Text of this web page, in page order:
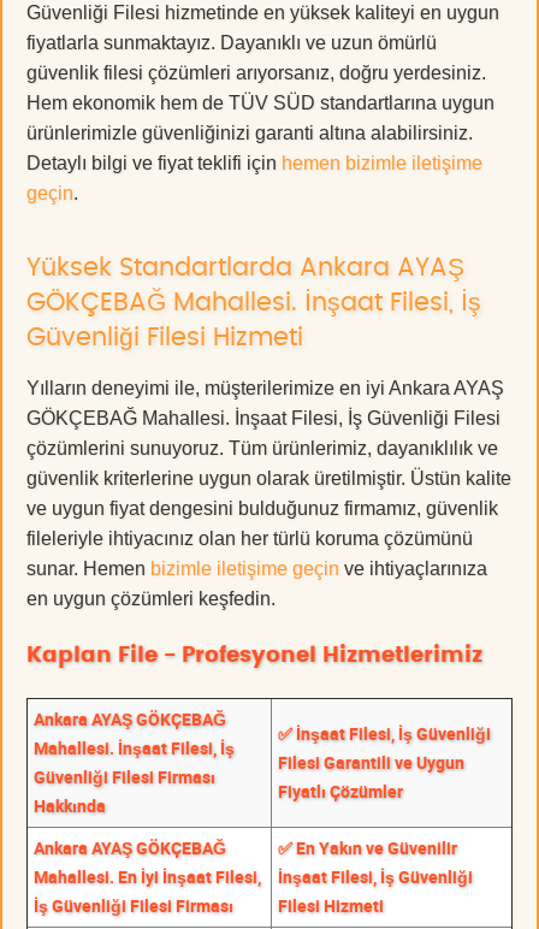
Güvenliği Filesi hizmetinde en yüksek kaliteyi en uygun
fiyatlarla sunmaktayız. Dayanıklı ve uzun ömürlü
güvenlik filesi çözümleri arıyorsanız, doğru yerdesiniz.
Hem ekonomik hem de TÜV SÜD standartlarına uygun
ürünlerimizle güvenliğinizi garanti altına alabilirsiniz.
Detaylı bilgi ve fiyat teklifi için hemen bizimle iletişime
geçin.
Yüksek Standartlarda Ankara AYAŞ
GÖKÇEBAĞ Mahallesi. İnşaat Filesi, İş
Güvenliği Filesi Hizmeti
Yılların deneyimi ile, müşterilerimize en iyi Ankara AYAŞ
GÖKÇEBAĞ Mahallesi. İnşaat Filesi, İş Güvenliği Filesi
çözümlerini sunuyoruz. Tüm ürünlerimiz, dayanıklılık ve
güvenlik kriterlerine uygun olarak üretilmiştir. Üstün kalite
ve uygun fiyat dengesini bulduğunuz firmamız, güvenlik
fileleriyle ihtiyacınız olan her türlü koruma çözümünü
sunar. Hemen bizimle iletişime geçin ve ihtiyaçlarınıza
en uygun çözümleri keşfedin.
Kaplan File - Profesyonel Hizmetlerimiz
Ankara AYAŞ GÖKÇEBAĞ
Mahallesi. İnşaat Filesi, İş
Güvenliği Filesi Firması
Hakkında
✅ İnşaat Filesi, İş Güvenliği
Filesi Garantili ve Uygun
Fiyatlı Çözümler
Ankara AYAŞ GÖKÇEBAĞ
Mahallesi. En İyi İnşaat Filesi,
İş Güvenliği Filesi Firması
✅ En Yakın ve Güvenilir
İnşaat Filesi, İş Güvenliği
Filesi Hizmeti